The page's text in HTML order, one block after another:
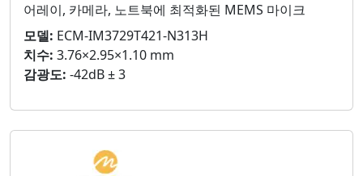
어레이, 카메라, 노트북에 최적화된 MEMS 마이크
모델: ECM-IM3729T421-N313H
치수: 3.76×2.95×1.10 mm
감광도: -42dB ± 3